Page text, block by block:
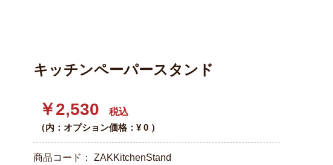
キッチンペーパースタンド
￥2,530
税込
（内：オプション価格：¥0 ）
商品コード：ZAKKitchenStand